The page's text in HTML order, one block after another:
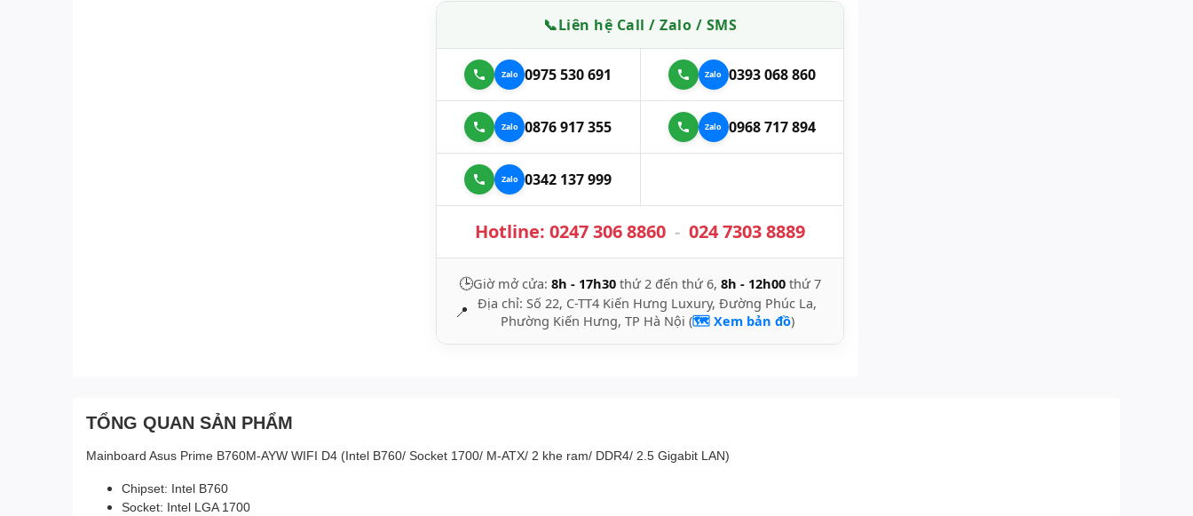
📞Liên hệ Call / Zalo / SMS
0975 530 691 0393 068 860
0876 917 355 0968 717 894
0342 137 999
Hotline:0247 306 8860 - 024 7303 8889
🕒Giờ mở cửa:8h - 17h30 thứ 2 đến thứ 6,8h - 12h00 thứ 7
📍
Địa chỉ: Số 22, C-TT4 Kiến Hưng Luxury, Đường Phúc La,
Phường Kiến Hưng, TP Hà Nội (🗺️ Xem bản đồ)
TỔNG QUAN SẢN PHẨM
Mainboard Asus Prime B760M-AYW WIFI D4 (Intel B760/ Socket 1700/ M-ATX/ 2 khe ram/ DDR4/ 2.5 Gigabit LAN)
Chipset: Intel B760
Socket: Intel LGA 1700